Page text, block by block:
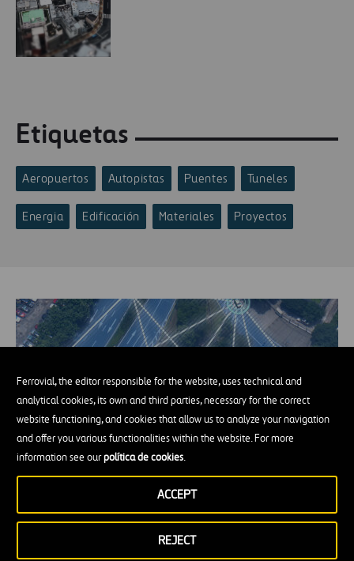
Ferrovial, the editor responsible for the website, uses technical and
analytical cookies, its own and third parties, necessary for the correct
website functioning, and cookies that allow us to analyze your navigation
and offer you various functionalities within the website. For more
information see ourpolítica de cookies.
REJECT
ACCEPT
Etiquetas
Aeropuertos Autopistas Puentes Tuneles
Energia Edificación Materiales Proyectos
Preparando nuestras autopistas para los
VAs